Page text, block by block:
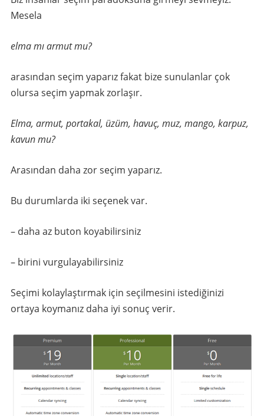
Mesela
elma mı armut mu?
arasından seçim yaparız fakat bize sunulanlar çok
olursa seçim yapmak zorlaşır.
Elma, armut, portakal, üzüm, havuç, muz, mango, karpuz,
kavun mu?
Arasından daha zor seçim yaparız.
Bu durumlarda iki seçenek var.
– daha az buton koyabilirsiniz
– birini vurgulayabilirsiniz
Seçimi kolaylaştırmak için seçilmesini istediğinizi
ortaya koymanız daha iyi sonuç verir.